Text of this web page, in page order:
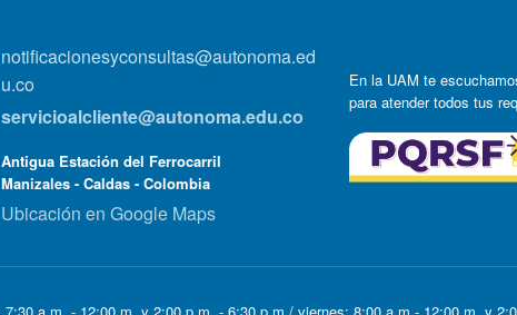
notificacionesyconsultas@autonoma.ed
u.co
servicioalcliente@autonoma.edu.co
Antigua Estación del Ferrocarril
Manizales - Caldas - Colombia
Ubicación en Google Maps
En la UAM te
para atender todos tus